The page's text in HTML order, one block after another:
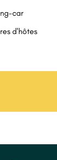
car
d'hôtes